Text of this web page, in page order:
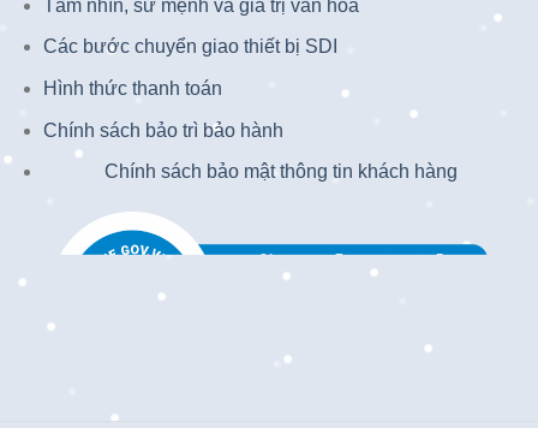
Tầm nhìn, sứ mệnh và giá trị văn hóa
Các bước chuyển giao thiết bị SDI
Hình thức thanh toán
Chính sách bảo trì bảo hành
Chính sách bảo mật thông tin khách hàng